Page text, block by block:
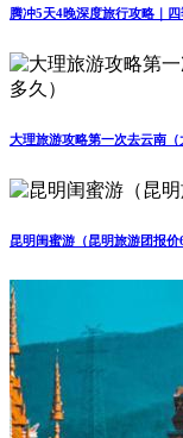
腾冲5天4晚深度旅行攻略｜
大理旅游攻略第一次去云南（
昆明闺蜜游（昆明旅游团报价